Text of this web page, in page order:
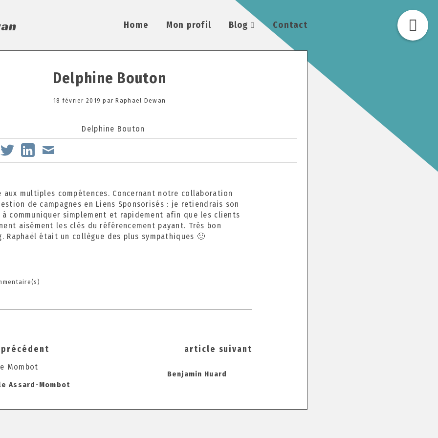
Home Mon profil Blog Contact
Delphine Bouton
Posted
18 février 2019 1
c
b
2
0
2
4
parRaphaël Dewan
aux multiples compétences. Concernant notre collaboration
de campagnes en Liens Sponsorisés : je retiendrais son
communiquer simplement et rapidement afin que les clients
aisément les clés du référencement payant. Très bon
Raphaël était un collègue des plus sympathiques 🙂
Assard-Mombot
article suivant
Benjamin Huard